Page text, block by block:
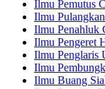
Ilmu Pemutus
Ilmu
Ilmu Penahluk
Ilmu Pengeret
Ilmu Penglaris
Ilmu
Ilmu Buang